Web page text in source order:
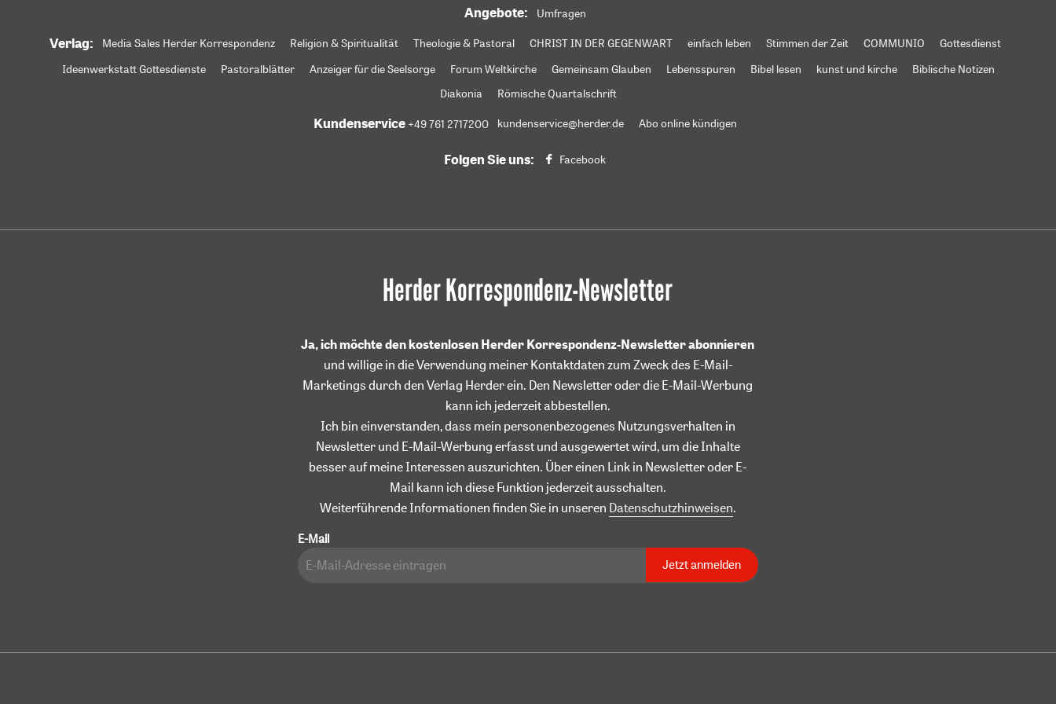
Angebote: Umfragen
Verlag: Media Sales Herder Korrespondenz Religion & Spiritualität Theologie & Pastoral CHRIST IN DER GEGENWART einfach leben Stimmen der Zeit COMMUNIO
Gottesdienst
Ideenwerkstatt Gottesdienste
Pastoralblätter Anzeiger für die Seelsorge Forum Weltkirche Gemeinsam Glauben Lebensspuren Bibel lesen kunst und kirche
Biblische Notizen
Diakonia
Römische Quartalschrift
Kundenservice +49 761 2717200 kundenservice@herder.de Abo online kündigen
Folgen Sie uns: Facebook
Herder Korrespondenz-Newsletter
Ja, ich möchte den kostenlosen Herder Korrespondenz-Newsletter abonnieren
und willige in die Verwendung meiner Kontaktdaten zum Zweck des E-Mail-
Marketings durch den Verlag Herder ein. Den Newsletter oder die E-Mail-Werbung
kann ich jederzeit abbestellen.
Ich bin einverstanden, dass mein personenbezogenes Nutzungsverhalten in
Newsletter und E-Mail-Werbung erfasst und ausgewertet wird, um die Inhalte
besser auf meine Interessen auszurichten. Über einen Link in Newsletter oder E-
Mail kann ich diese Funktion jederzeit ausschalten.
Weiterführende Informationen finden Sie in unseren Datenschutzhinweisen.
E-Mail
Jetzt anmelden